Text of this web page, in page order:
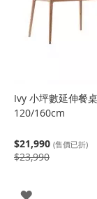
Ivy 小坪數延伸餐桌
120/160cm
$21,990 (售價已折)
$23,990
登